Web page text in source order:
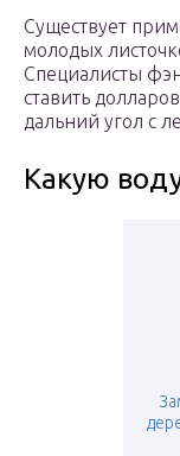
Существует
молодых
Специалисты
ставить
дальний угол с
Какую